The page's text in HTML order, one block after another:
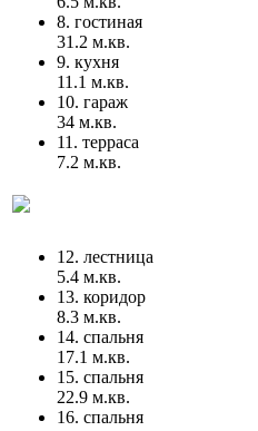
8. гостиная
31.2 м.кв.
9. кухня
11.1 м.кв.
10. гараж
34 м.кв.
11. террасa
7.2 м.кв.
12. лестница
5.4 м.кв.
13. коридор
8.3 м.кв.
14. спальня
17.1 м.кв.
15. спальня
22.9 м.кв.
16. спальня